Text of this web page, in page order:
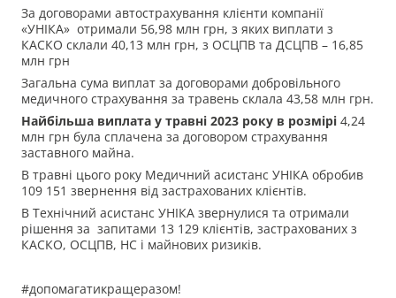
За договорами автострахування клієнти компанії
«УНІКА» отримали 56,98 млн грн, з яких виплати з
КАСКО склали 40,13 млн грн, з ОСЦПВ та ДСЦПВ – 16,85
млн грн
Загальна сума виплат за договорами добровільного
медичного страхування за травень склала 43,58 млн грн.
Найбільша виплата у травні 2023 року в розмірі 4,24
млн грн була сплачена за договором страхування
заставного майна.
В травні цього року Медичний асистанс УНІКА обробив
109 151 звернення від застрахованих клієнтів.
В Технічний асистанс УНІКА звернулися та отримали
рішення за запитами 13 129 клієнтів, застрахованих з
КАСКО, ОСЦПВ, НС і майнових ризиків.
#допомагатикращеразом!